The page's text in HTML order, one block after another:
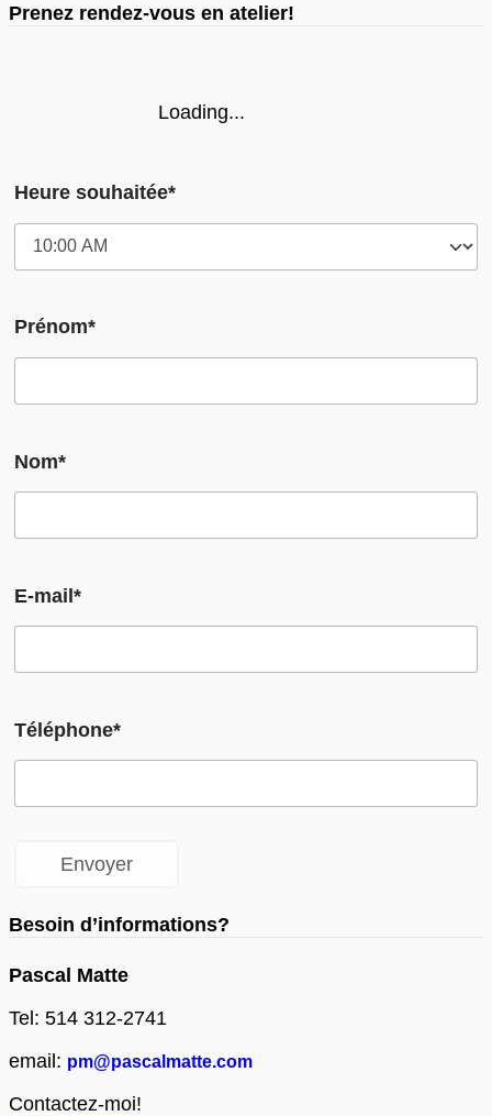
Prenez rendez-vous en atelier!
Loading...
Heure souhaitée*
Prénom*
Nom*
E-mail*
Téléphone*
Besoin d’informations?
Pascal Matte
Tel: 514 312-2741
email: pm@pascalmatte.com
Contactez-moi!